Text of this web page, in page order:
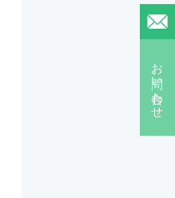
お問い合わせ